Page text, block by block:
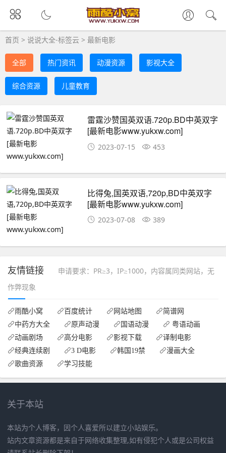
首页 > 说说大全-标签云 > 最新电影
全部 热门资讯 动漫资源 影视大全
综合资源 儿童教育
雷霆沙赞国英双语.720p.BD中英双字
[最新电影www.yukxw.com]
2023-07-15 453
比得兔,国英双语,720p,BD中英双字
[最新电影www.yukxw.com]
2023-07-08 389
友情链接
申请要求：PR≥3，IP≥1000，内容属同类网站，无
作弊现象
雨酷小窝 百度统计 网站地图
简谱网
中药方大全
原声动漫 国语动漫
粤语动画
动画剧场
高分电影 影视下载
译制电影
经典连续剧
3 D电影 韩国19禁
漫画大全
歌曲资源
学习技能
关于本站
本站为个人博客，因个人喜爱所以建立小站娱乐。
站内文章资源都是来自于网络收集整理,如有侵犯个人或是公司权益